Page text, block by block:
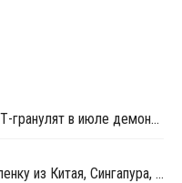
Китайские цены на бутылочный ПЭТ-гранулят в июле демонстрировали сильную волатильность
Индия проверит на демпинг ПЭТ-пленку из Китая, Сингапура, Таиланда и ОАЭ